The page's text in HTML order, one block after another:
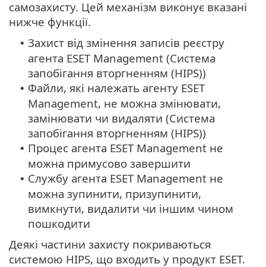
самозахисту. Цей механізм виконує вказані
нижче функції.
• Захист від змінення записів реєстру
агента ESET Management (Система
запобігання вторгненням (HIPS))
• Файли, які належать агенту ESET
Management, не можна змінювати,
замінювати чи видаляти (Система
запобігання вторгненням (HIPS))
• Процес агента ESET Management не
можна примусово завершити
• Службу агента ESET Management не
можна зупинити, призупинити,
вимкнути, видалити чи іншим чином
пошкодити
Деякі частини захисту покриваються
системою HIPS, що входить у продукт ESET.